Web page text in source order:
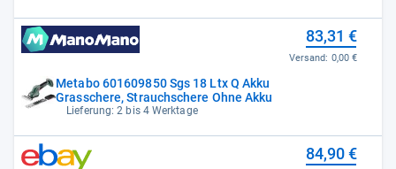
Metabo 601609850 Sgs 18 Ltx Q Akku
Grasschere, Strauchschere Ohne Akku
Lieferung: 2 bis 4 Werktage
83,31 €
Versand: 0,00 €
84,90 €